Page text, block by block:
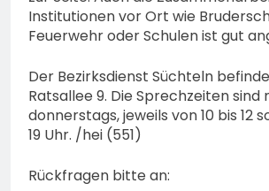
Institutionen vor Ort wie
Feuerwehr oder Schulen ist gut
Der Bezirksdienst Süchteln
Ratsallee 9. Die Sprechzeiten sind
donnerstags, jeweils von 10 bis 12
19 Uhr. /hei (551)
Rückfragen bitte an: